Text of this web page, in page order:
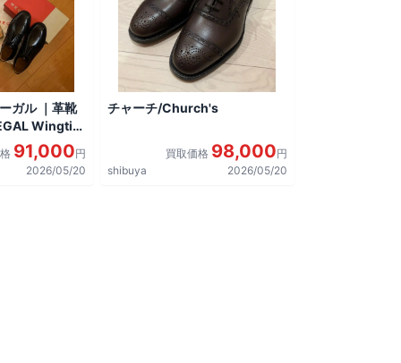
ガル ｜革靴
Wingtip
した。
91,000円
2026/05/20
チャーチ/Church's
買取価格 98,000円
shibuya
2026/05/20